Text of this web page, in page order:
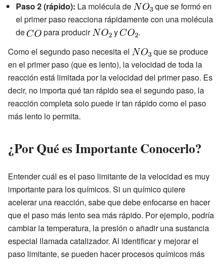
Paso 2 (rápido): La molécula de
que se formó en
el primer paso reacciona rápidamente con una molécula
de
para producir y
.
Como el segundo paso necesita el
que se produce
en el primer paso (que es lento), la velocidad de toda la
reacción está limitada por la velocidad del primer paso. Es
decir, no importa qué tan rápido sea el segundo paso, la
reacción completa solo puede ir tan rápido como el paso
más lento lo permita.
¿Por Qué es Importante Conocerlo?
Entender cuál es el paso limitante de la velocidad es muy
importante para los químicos. Si un químico quiere
acelerar una reacción, sabe que debe enfocarse en hacer
que el paso más lento sea más rápido. Por ejemplo, podría
cambiar la temperatura, la presión o añadir una sustancia
especial llamada catalizador. Al identificar y mejorar el
paso limitante, se pueden hacer procesos químicos más